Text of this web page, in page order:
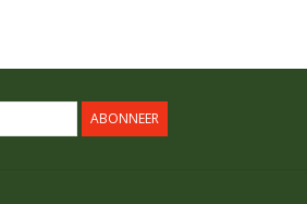
ABONNEER